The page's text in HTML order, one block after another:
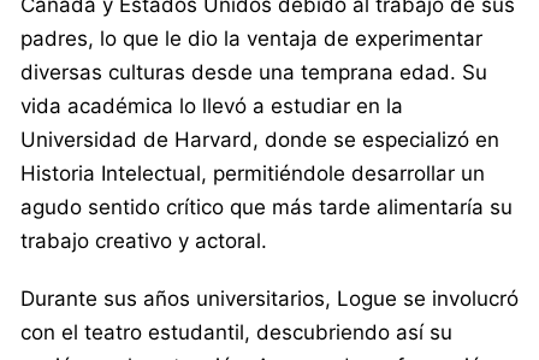
padres, lo que le dio la ventaja de experimentar
diversas culturas desde una temprana edad. Su
vida académica lo llevó a estudiar en la
Universidad de Harvard, donde se especializó en
Historia Intelectual, permitiéndole desarrollar un
agudo sentido crítico que más tarde alimentaría su
trabajo creativo y actoral.
Durante sus años universitarios, Logue se involucró
con el teatro estudantil, descubriendo así su